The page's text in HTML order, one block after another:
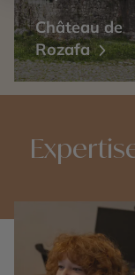
Château de
Rozafa